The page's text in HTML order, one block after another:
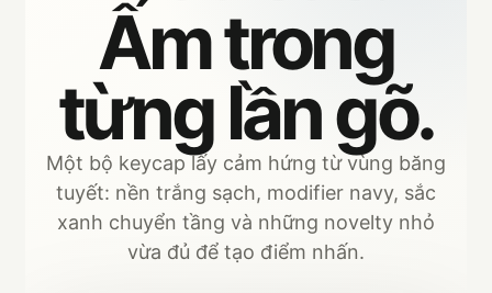
Ấm trong
từng lần gõ.
Một bộ keycap lấy cảm hứng từ vùng băng
tuyết: nền trắng sạch, modifier navy, sắc
xanh chuyển tầng và những novelty nhỏ
vừa đủ để tạo điểm nhấn.